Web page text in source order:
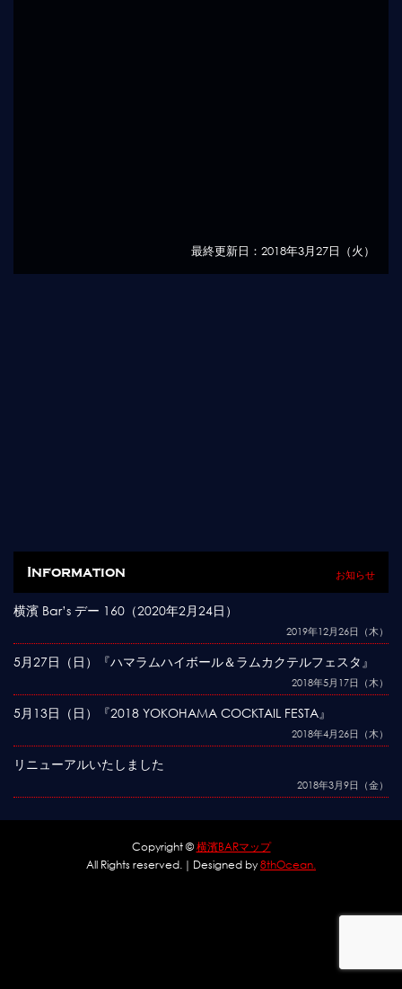
最終更新日：2018年3月27日（火）
Information お知らせ
横濱 Bar’s デー 160（2020年2月24日）
2019年12月26日（木）
5月27日（日）『ハマラムハイボール＆ラムカクテルフェスタ』
2018年5月17日（木）
5月13日（日）『2018 YOKOHAMA COCKTAIL FESTA』
2018年4月26日（木）
リニューアルいたしました
2018年3月9日（金）
Copyright ©横濱BARマップ
All Rights reserved.｜Designed by8thOcean.